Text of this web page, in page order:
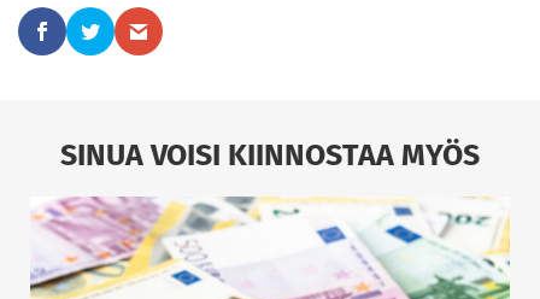
SINUA VOISI KIINNOSTAA MYÖS